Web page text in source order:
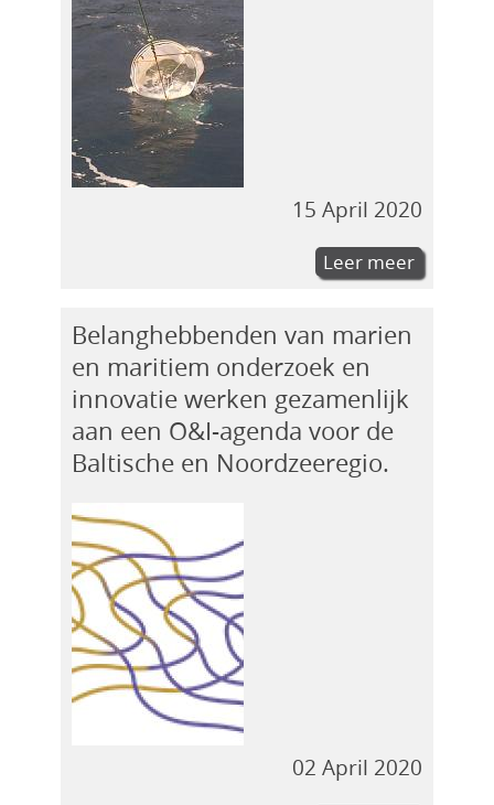
15 April 2020
Leer meer
Belanghebbenden van marien
en maritiem onderzoek en
innovatie werken gezamenlijk
aan een O&I-agenda voor de
Baltische en Noordzeeregio.
02 April 2020